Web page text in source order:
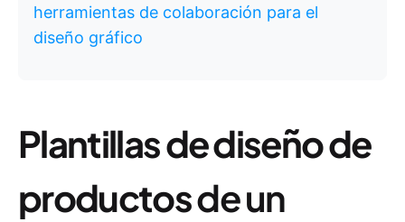
herramientas de colaboración para el
diseño gráfico
Plantillas de diseño de
productosde un